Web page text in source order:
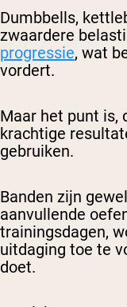
Dumbbells,
zwaardere
progressie, wat
vordert.
Maar het punt is,
krachtige
gebruiken.
Banden zijn
aanvullende
trainingsdagen,
uitdaging toe te
doet.